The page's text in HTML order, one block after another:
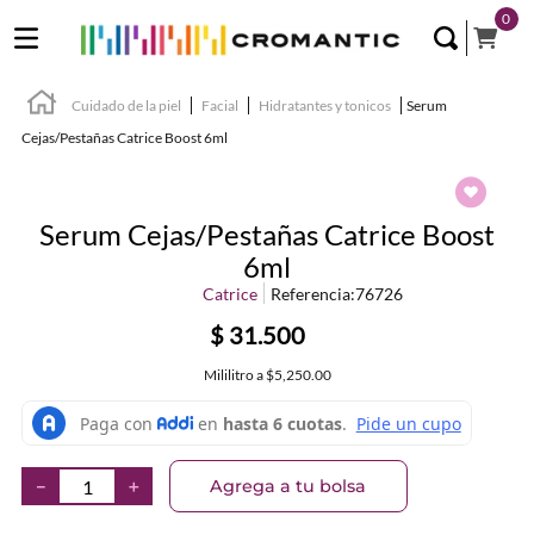
0
Cuidado de la piel Facial Hidratantes y tonicos
Serum
Cejas/Pestañas Catrice Boost 6ml
Serum Cejas/Pestañas Catrice Boost
6ml
Catrice Referencia:76726
$ 31.500
Mililitroa $5,250.00
＋
－ Agrega a tu bolsa